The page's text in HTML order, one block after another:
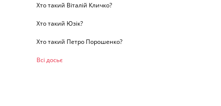
Хто такий Віталій Кличко?
Хто такий Юзік?
Хто такий Петро Порошенко?
Всі досьє